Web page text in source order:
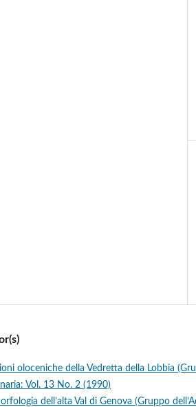
oloceniche della Vedretta della Lobbia
Vol. 13 No. 2 (1990)
dell’alta Val di Genova (Gruppo